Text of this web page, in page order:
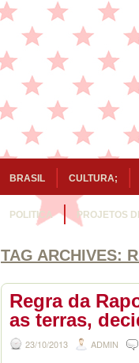
BRASIL CULTURA;
POLITICA PROJETOS
TAG ARCHIVES:
Regra da
as terras,
23/10/2013 ADMIN